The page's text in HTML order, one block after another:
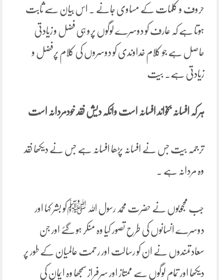
حروف و کلمات کے مساوی جانے ۔ اس بیان سے ثابت
ہوتا ہے کہ عارف کو دوسرے لوگوں پرو ہی فضل و زیادتی
حاصل ہے جو کلام خداوندی کو دوسروں کی کلام پرفضل و
زیادتی ہے۔ بیت
ہر کہ افسانہ بخواند افسانہ است وانکہ دیش نقد خودمردانہ است
ترجمہ بیت جس نے افسانہ پڑھا افسانہ ہے جس نے دیکھا نقد
وہ مردانہ ہے ۔
جب محجوبوں نے حضرت محمد رسول اللہ ﷺکو بشر کہا اور
دوسرے انسانوں کی طرح تصور کیا وہ منکر ہو گئے اور جن
سعادتمندوں نے ان کو رسالت اور رحمت عالمیان کے طور پر
دیکھا اور تمام لوگوں سے ممتاز اور سرفراز سمجھا وہ ایمان کی